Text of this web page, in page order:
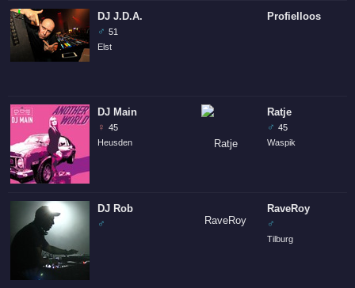
DJ J.D.A.
♂ 51
Elst
DJ Main
♀ 45
Heusden
DJ Rob
♂
Profielloos
Ratje
♂ 45
Waspik
RaveRoy
♂
Tilburg